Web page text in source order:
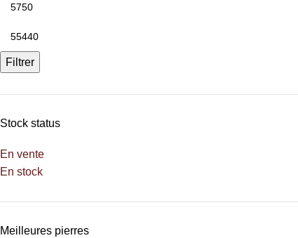
Filtrer
Stock status
En vente
En stock
Meilleures pierres